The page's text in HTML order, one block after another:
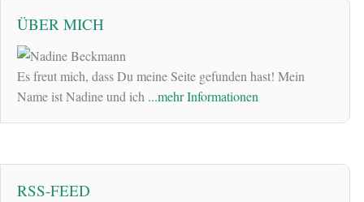
ÜBER MICH
Es freut mich, dass Du meine Seite gefunden hast! Mein
Name ist Nadine und ich ...mehr Informationen
RSS-FEED